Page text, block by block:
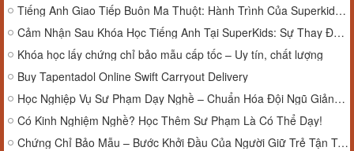
Tiếng Anh Giao Tiếp Buôn Ma Thuột: Hành Trình Của Superkids Từ Năm 2007 Đến Nay
Cảm Nhận Sau Khóa Học Tiếng Anh Tại SuperKids: Sự Thay Đổi Bắt Đầu Từ Niềm Vui Học Tập
Khóa học lấy chứng chỉ bảo mẫu cấp tốc – Uy tín, chất lượng
Buy Tapentadol Online Swift Carryout Delivery
Học Nghiệp Vụ Sư Phạm Dạy Nghề – Chuẩn Hóa Đội Ngũ Giảng Viên
Có Kinh Nghiệm Nghề? Học Thêm Sư Phạm Là Có Thể Dạy!
Chứng Chỉ Bảo Mẫu – Bước Khởi Đầu Của Người Giữ Trẻ Tận Tâm